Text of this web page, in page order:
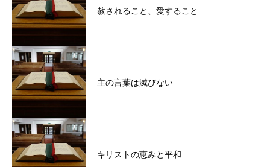
赦されること、愛すること
主の言葉は滅びない
キリストの恵みと平和